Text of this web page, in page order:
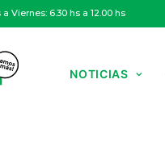
Viernes: 6.30 hs a 12.00 hs
NOTICIAS